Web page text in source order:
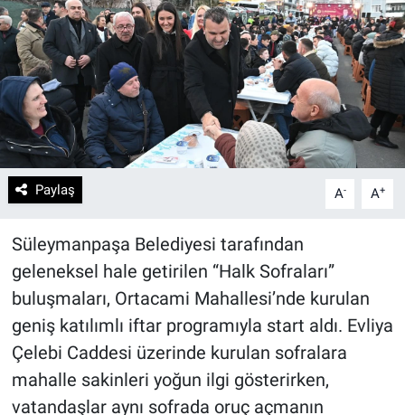
Paylaş A- A+
Süleymanpaşa Belediyesi tarafından
geleneksel hale getirilen “Halk Sofraları”
buluşmaları, Ortacami Mahallesi’nde kurulan
geniş katılımlı iftar programıyla start aldı. Evliya
Çelebi Caddesi üzerinde kurulan sofralara
mahalle sakinleri yoğun ilgi gösterirken,
vatandaşlar aynı sofrada oruç açmanın